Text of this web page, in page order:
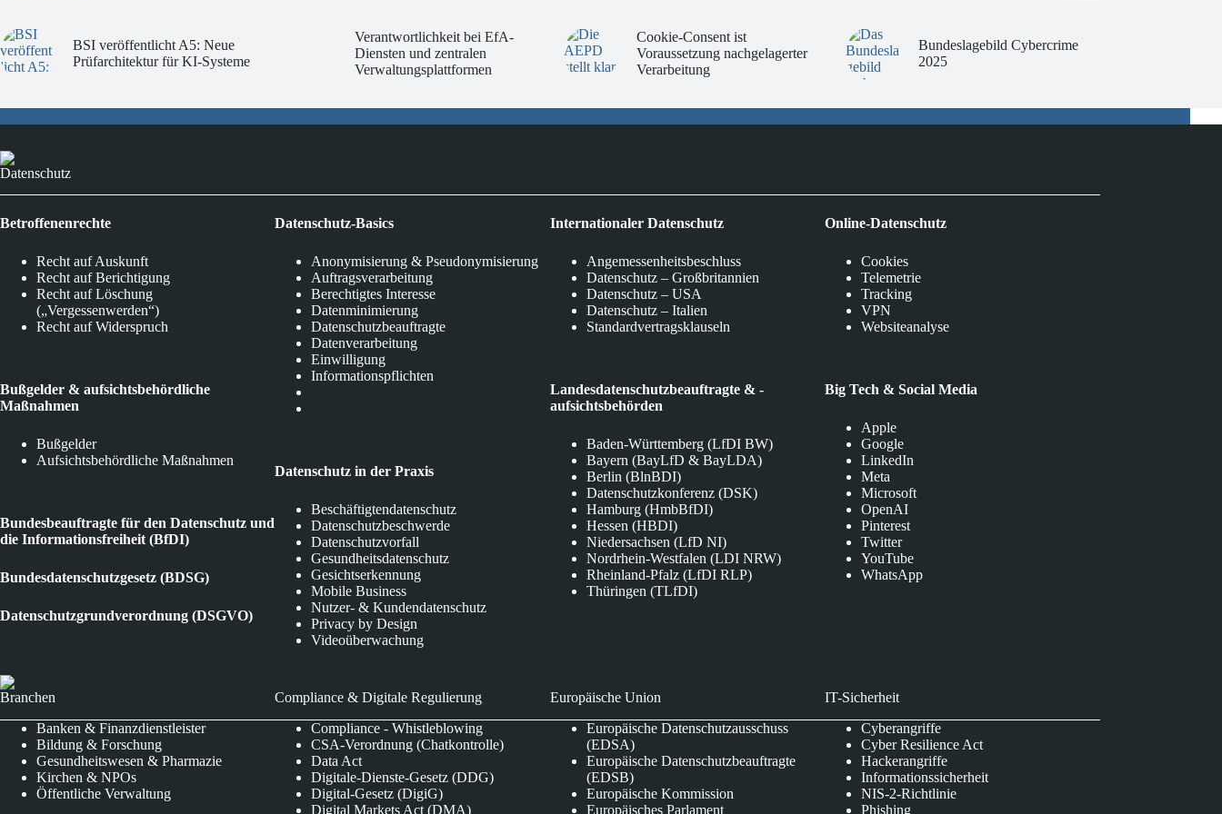
BSI veröffentlicht A5: Neue
Prüfarchitektur für KI-Systeme
Verantwortlichkeit bei EfA-
Diensten und zentralen
Verwaltungsplattformen
Cookie-Consent ist
Voraussetzung nachgelagerter
Verarbeitung
Bundeslagebild Cybercrime
2025
Datenschutz
Betroffenenrechte
Recht auf Auskunft
Recht auf Berichtigung
Recht auf Löschung
(„Vergessenwerden“)
Recht auf Widerspruch
Bußgelder & aufsichtsbehördliche
Maßnahmen
Bußgelder
Aufsichtsbehördliche Maßnahmen
Bundesbeauftragte für den Datenschutz und
die Informationsfreiheit (BfDI)
Bundesdatenschutzgesetz (BDSG)
Datenschutzgrundverordnung (DSGVO)
Datenschutz-Basics
Anonymisierung & Pseudonymisierung
Auftragsverarbeitung
Berechtigtes Interesse
Datenminimierung
Datenschutzbeauftragte
Datenverarbeitung
Einwilligung
Informationspflichten
Datenschutz in der Praxis
Beschäftigtendatenschutz
Datenschutzbeschwerde
Datenschutzvorfall
Gesundheitsdatenschutz
Gesichtserkennung
Mobile Business
Nutzer- & Kundendatenschutz
Privacy by Design
Videoüberwachung
Internationaler Datenschutz
Angemessenheitsbeschluss
Datenschutz – Großbritannien
Datenschutz – USA
Datenschutz – Italien
Standardvertragsklauseln
Landesdatenschutzbeauftragte & -
aufsichtsbehörden
Baden-Württemberg (LfDI BW)
Bayern (BayLfD & BayLDA)
Berlin (BlnBDI)
Datenschutzkonferenz (DSK)
Hamburg (HmbBfDI)
Hessen (HBDI)
Niedersachsen (LfD NI)
Nordrhein-Westfalen (LDI NRW)
Rheinland-Pfalz (LfDI RLP)
Thüringen (TLfDI)
Online-Datenschutz
Cookies
Telemetrie
Tracking
VPN
Websiteanalyse
Big Tech & Social Media
Apple
Google
LinkedIn
Meta
Microsoft
OpenAI
Pinterest
Twitter
YouTube
WhatsApp
Branchen
Banken & Finanzdienstleister
Bildung & Forschung
Gesundheitswesen & Pharmazie
Kirchen & NPOs
Öffentliche Verwaltung
Compliance & Digitale Regulierung
Compliance - Whistleblowing
CSA-Verordnung (Chatkontrolle)
Data Act
Digitale-Dienste-Gesetz (DDG)
Digital-Gesetz (DigiG)
Digital Markets Act (DMA)
Europäische Union
Europäische Datenschutzausschuss
(EDSA)
Europäische Datenschutzbeauftragte
(EDSB)
Europäische Kommission
Europäisches Parlament
IT-Sicherheit
Cyberangriffe
Cyber Resilience Act
Hackerangriffe
Informationssicherheit
NIS-2-Richtlinie
Phishing